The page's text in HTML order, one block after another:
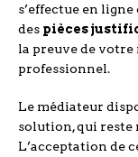
s’effectue en
des pièces
la preuve de
professionnel.
Le médiateur
solution, qui
L’acceptation de